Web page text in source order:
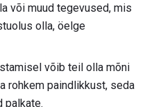
või muud tegevused, mis
olla, öelge
võib teil olla mõni
rohkem paindlikkust, seda
palkate.